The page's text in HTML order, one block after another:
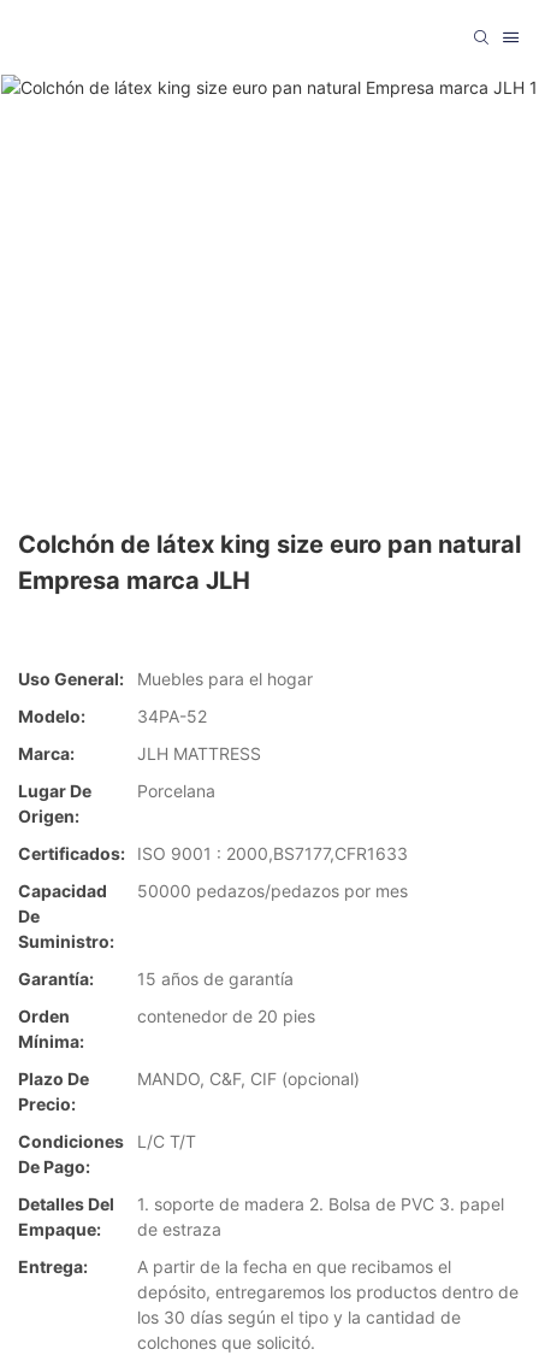
Colchón de látex king size euro pan natural
Empresa marca JLH
Uso General:
Muebles para el hogar
Modelo:
34PA-52
Marca:
JLH MATTRESS
Lugar De
Origen:
Porcelana
Certificados:
ISO 9001 : 2000,BS7177,CFR1633
Capacidad
De
Suministro:
50000 pedazos/pedazos por mes
Garantía:
15 años de garantía
Orden
Mínima:
contenedor de 20 pies
Plazo De
Precio:
MANDO, C&F, CIF (opcional)
Condiciones
De Pago:
L/C T/T
Detalles Del
Empaque:
1. soporte de madera 2. Bolsa de PVC 3. papel
de estraza
Entrega:
A partir de la fecha en que recibamos el
depósito, entregaremos los productos dentro de
los 30 días según el tipo y la cantidad de
colchones que solicitó.